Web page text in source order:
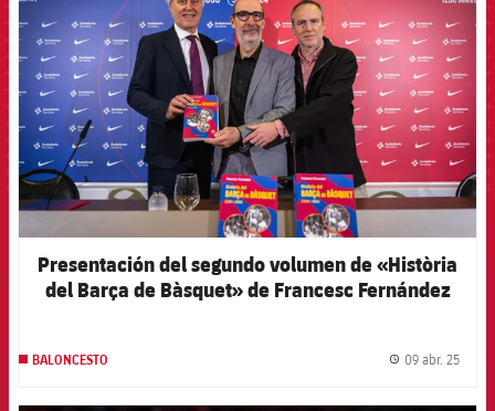
Presentación del segundo volumen de «Història
del Barça de Bàsquet» de Francesc Fernández
BALONCESTO 09 abr. 25